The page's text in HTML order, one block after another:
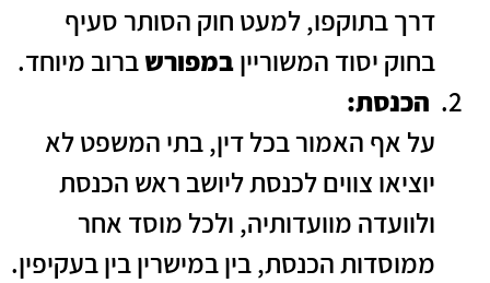
דרך בתוקפו, למעט חוק הסותר סעיף
בחוק יסוד המשורייןבמפורשברוב מיוחד.
הכנסת:
על אף האמור בכל דין, בתי המשפט לא
יוציאו צווים לכנסת ליושב ראש הכנסת
ולוועדה מוועדותיה, ולכל מוסד אחר
ממוסדות הכנסת, בין במישרין בין בעקיפין.